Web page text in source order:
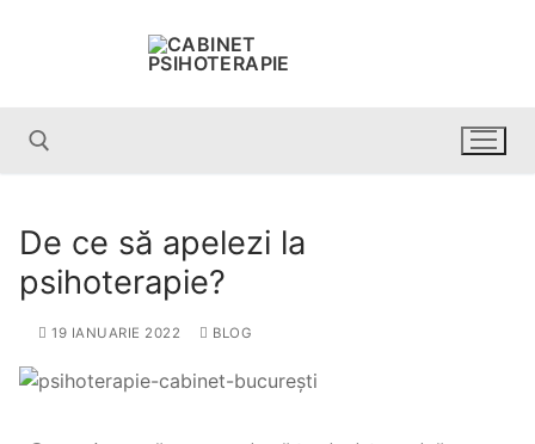
De ce să apelezi la
psihoterapie?
19 IANUARIE 2022 BLOG